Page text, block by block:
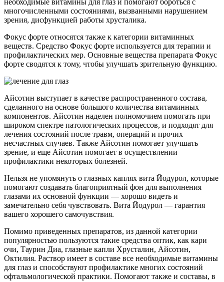
необходимые витамины для глаз и помогают бороться с
многочисленными состояниями, вызванными нарушением
зрения, дисфункцией работы хрусталика.
Фокус форте относятся также к категории витаминных
веществ. Средство Фокус форте используется для терапии и
профилактических мер. Основные вещества препарата Фокус
форте сводятся к тому, чтобы улучшать зрительную функцию.
Айсотин выступает в качестве распространенного состава,
сделанного на основе большого количества витаминных
компонентов. Айсотин наделен полномочием помогать при
широком спектре патологических процессов, и подходят для
лечения состояний после травм, операций и прочих
несчастных случаев. Также Айсотин помогает улучшать
зрение, и еще Айсотин помогает в осуществлении
профилактики некоторых болезней.
Нельзя не упомянуть о глазных каплях вита Йодурол, которые
помогают создавать благоприятный фон для выполнения
глазами их основной функции — хорошо видеть и
замечательно себя чувствовать. Вита Йодурол — гарантия
вашего хорошего самочувствия.
Помимо приведенных препаратов, из данной категории
популярностью пользуются такие средства оптик, как кари
очи, Таурин Диа, глазные капли Хрусталин, Айсотин,
Октилия. Раствор имеет в составе все необходимые витамины
для глаз и способствуют профилактике многих состояний
офтальмологической практики. Помогают также и составы, в